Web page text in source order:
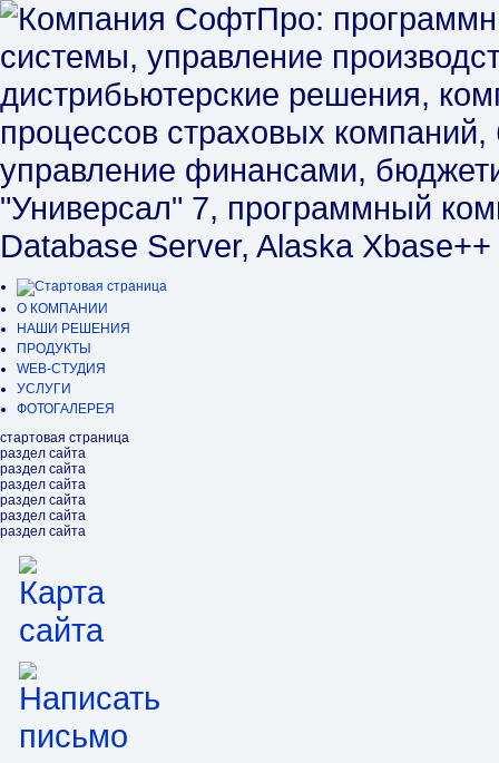
О КОМПАНИИ
НАШИ РЕШЕНИЯ
ПРОДУКТЫ
WEB-СТУДИЯ
УСЛУГИ
ФОТОГАЛЕРЕЯ
стартовая страница
раздел сайта
раздел сайта
раздел сайта
раздел сайта
раздел сайта
раздел сайта